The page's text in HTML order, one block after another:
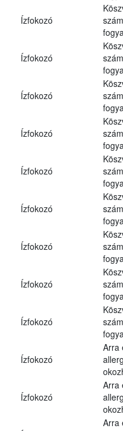
Ízfokozó
Ízfokozó
Ízfokozó
Ízfokozó
Ízfokozó
Ízfokozó
Ízfokozó
Ízfokozó
Ízfokozó
Ízfokozó
Arra
Ízfokozó
Arra
Arra